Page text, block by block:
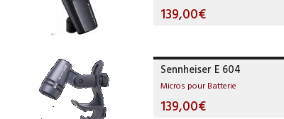
139,00€
Sennheiser E 604
Micros pour Batterie
139,00€